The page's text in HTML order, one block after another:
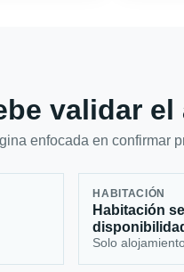
validar
enfocada en confirmar
HABITACIÓN
Habitación
Solo